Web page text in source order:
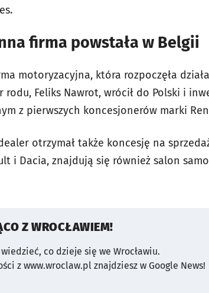
firma powstała w Belgii
motoryzacyjna, która rozpoczęła
Feliks Nawrot, wrócił do Polski i
z pierwszych koncesjonerów marki
otrzymał także koncesję na
i Dacia, znajdują się również salon
Z WROCŁAWIEM!
co dzieje się we Wrocławiu.
z www.wroclaw.pl znajdziesz w Google News!